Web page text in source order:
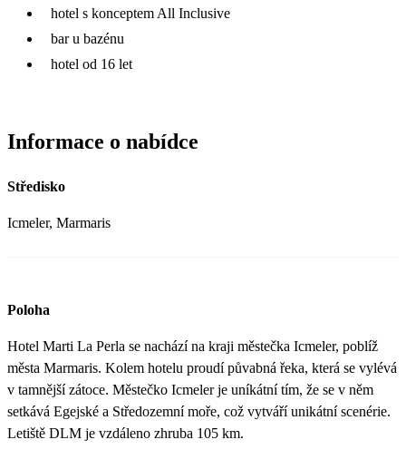
hotel s konceptem All Inclusive
bar u bazénu
hotel od 16 let
Informace o nabídce
Středisko
Icmeler, Marmaris
Poloha
Hotel Marti La Perla se nachází na kraji městečka Icmeler, poblíž
města Marmaris. Kolem hotelu proudí půvabná řeka, která se vylévá
v tamnější zátoce. Městečko Icmeler je uníkátní tím, že se v něm
setkává Egejské a Středozemní moře, což vytváří unikátní scenérie.
Letiště DLM je vzdáleno zhruba 105 km.